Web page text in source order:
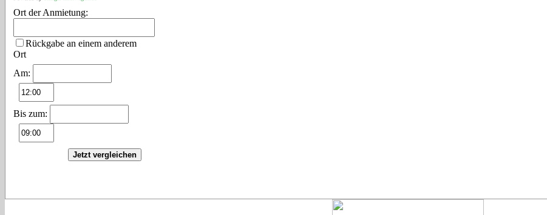
Ort der Anmietung:
Rückgabe an einem anderem
Ort
Am:
Bis zum:
Jetzt vergleichen